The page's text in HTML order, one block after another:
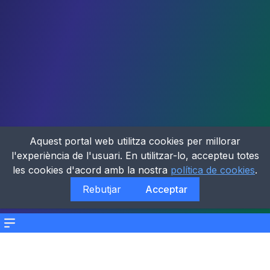
Menu
Aquest portal web utilitza cookies per millorar
l'experiència de l'usuari. En utilitzar-lo, accepteu totes
les cookies d'acord amb la nostra política de cookies.
Rebutjar
Acceptar